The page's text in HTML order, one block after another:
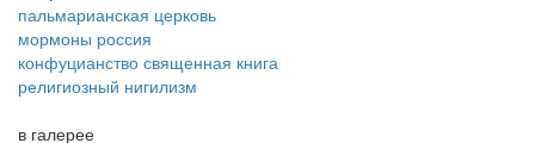
пальмарианская церковь
мормоны россия
конфуцианство священная книга
религиозный нигилизм
в галерее